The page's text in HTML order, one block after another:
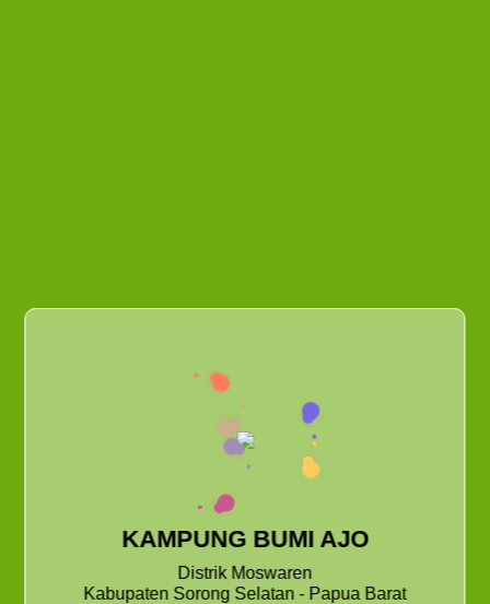
KAMPUNG BUMI AJO
Distrik Moswaren
Kabupaten Sorong Selatan - Papua Barat